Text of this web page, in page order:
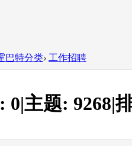
巴特分类› 工作招聘
0|主题: 9268|